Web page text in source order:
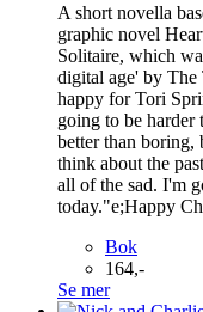
A short novella
graphic novel
Solitaire, which
digital age' by The
happy for Tori
going to be
better than
think about the
all of the sad. I'm
today."e;Happy
Bok
164,-
Se mer